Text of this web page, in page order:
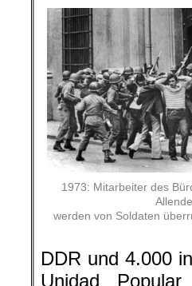
1973: Mitarbeiter des
Allende
werden von Soldaten
DDR und 4.000
Unidad